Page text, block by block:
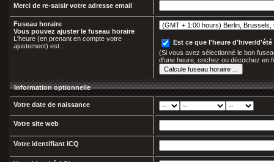
Merci de re-saisir votre adresse email
Fuseau horaire
Vous pouvez ajuster le fuseau horaire
L'heure (en prenant en compte votre
ajustement) est :
Est ce que l'heure d'hiver/
(Si vous avez sélectionné le bon
d'une heure, cochez ou décochez en
Information optionnelle
Votre date de naissance
Votre site web
Votre identifiant ICQ